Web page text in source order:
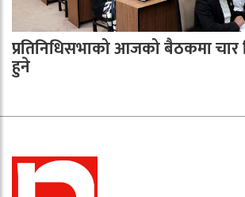
प्रतिनिधिसभाको आजको बैठकमा चार
हुने